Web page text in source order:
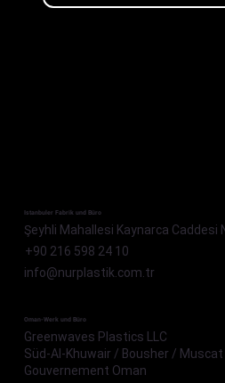
Istanbuler Fabrik und Büro
Şeyhli Mahallesi Kaynarca Caddesi
+90 216 598 24 10
info@nurplastik.com.tr
Oman-Werk und Büro
Greenwaves Plastics LLC
Süd-Al-Khuwair / Bousher / Muscat
Gouvernement Oman